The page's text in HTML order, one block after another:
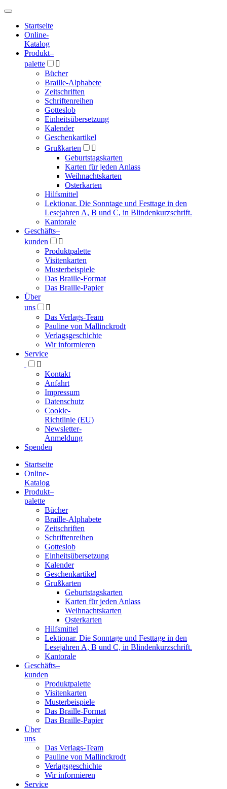
Hauptmenü
Hauptmenü
Startseite
Online-
Katalog
Produkt–
palette

Bücher
Braille-Alphabete
Zeitschriften
Schriftenreihen
Gotteslob
Einheitsübersetzung
Kalender
Geschenkartikel
Grußkarten

Geburtstagskarten
Karten für jeden Anlass
Weihnachtskarten
Osterkarten
Hilfsmittel
Lektionar. Die Sonntage und Festtage in den
Lesejahren A, B und C, in Blindenkurzschrift.
Kantorale
Geschäfts­–
kunden

Produktpalette
Visitenkarten
Musterbeispiele
Das Braille-Format
Das Braille-Papier
Über
uns

Das Verlags-Team
Pauline von Mallinckrodt
Verlagsgeschichte
Wir informieren
Service

Kontakt
Anfahrt
Impressum
Datenschutz
Cookie-
Richtlinie (EU)
Newsletter-
Anmeldung
Spenden
Blindenschrift-
Verlag
Druckerei
gGmbH
Startseite
Online-
Katalog
Produkt–
palette
Bücher
Braille-Alphabete
Zeitschriften
Schriftenreihen
Gotteslob
Einheitsübersetzung
Kalender
Geschenkartikel
Grußkarten
Geburtstagskarten
Karten für jeden Anlass
Weihnachtskarten
Osterkarten
Hilfsmittel
Lektionar. Die Sonntage und Festtage in den
Lesejahren A, B und C, in Blindenkurzschrift.
Kantorale
Geschäfts­–
kunden
Produktpalette
Visitenkarten
Musterbeispiele
Das Braille-Format
Das Braille-Papier
Über
uns
Das Verlags-Team
Pauline von Mallinckrodt
Verlagsgeschichte
Wir informieren
Service